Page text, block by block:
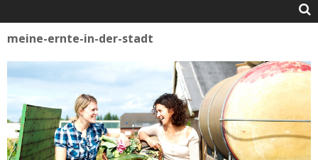
meine-ernte-in-der-stadt